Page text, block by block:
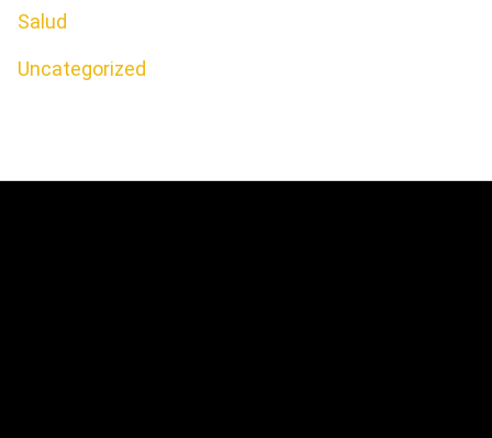
Salud
Uncategorized